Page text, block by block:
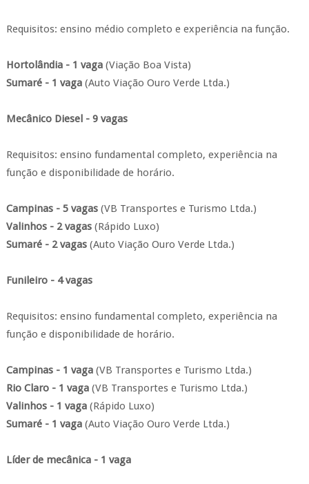
Requisitos: ensino médio completo e experiência na função.
Hortolândia - 1 vaga(Viação Boa Vista)
Sumaré - 1 vaga(Auto Viação Ouro Verde Ltda.)
Mecânico Diesel - 9 vagas
Requisitos: ensino fundamental completo, experiência na
função e disponibilidade de horário.
Campinas - 5 vagas (VB Transportes e Turismo Ltda.)
Valinhos - 2 vagas(Rápido Luxo)
Sumaré - 2 vagas (Auto Viação Ouro Verde Ltda.)
Funileiro - 4 vagas
Requisitos: ensino fundamental completo, experiência na
função e disponibilidade de horário.
Campinas - 1 vaga(VB Transportes e Turismo Ltda.)
Rio Claro - 1 vaga(VB Transportes e Turismo Ltda.)
Valinhos - 1 vaga (Rápido Luxo)
Sumaré - 1 vaga (Auto Viação Ouro Verde Ltda.)
Líder de mecânica - 1 vaga